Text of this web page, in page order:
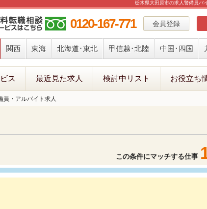
栃木県大田原市の求人警備員バ
会員登録
0120-167-771
関西 東海 北海道･東北 甲信越･北陸 中国･四国
ス 最近見た求人 検討中リスト お役立ち
員・アルバイト求人
この条件にマッチする仕事